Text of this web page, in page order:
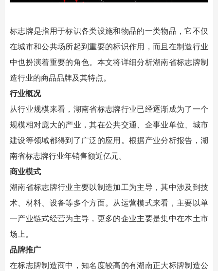
标志牌是指用于标识各类设施和物品的一类物品，它不仅
在城市和公共场所起到重要的标识作用，而且在制造行业
中也扮演着重要的角色。本文将详细分析湖南省标志牌制
造行业的商品品牌及其特点。
行业概况
从行业规模来看，湖南省标志牌行业已经逐渐成为了一个
规模相对庞大的产业，其在公共交通、企事业单位、城市
建设等领域都得到了广泛的应用。根据产业分析报告，湖
南省标志牌行业年销售额近亿元。
商业模式
湖南省标志牌行业主要以制造加工为主导，其中涉及到技
术、材料、设备等多个方面。从运营模式来看，主要以单
一产业链式经营为主导，更多的企业主要是集中在本土市
场上。
品牌推广
在标志牌制造商中，知名度较高的有湖南正大标牌制造公